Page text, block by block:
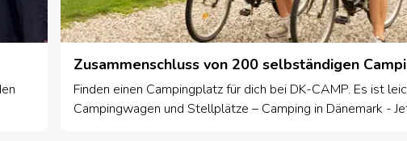
Zusammenschluss von 200 selbständigen
Finden einen Campingplatz für dich bei DK-CAMP. Es ist
Campingwagen und Stellplätze – Camping in Dänemark -